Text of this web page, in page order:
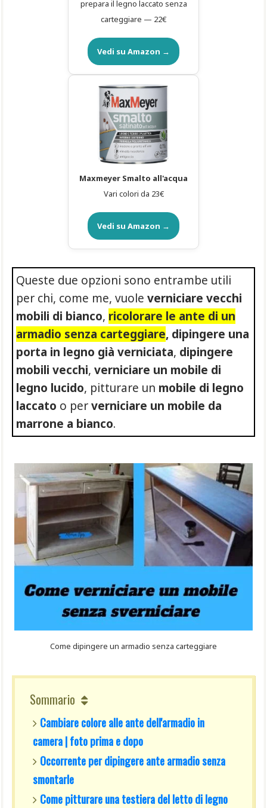
prepara il legno laccato senza
carteggiare — 22€
Vedi su Amazon →
Maxmeyer Smalto all'acqua
Vari colori da 23€
Vedi su Amazon →
Queste due opzioni sono entrambe utili
per chi, come me, vuole verniciare vecchi
mobili di bianco, ricolorare le ante di un
armadio senza carteggiare, dipingere una
porta in legno già verniciata, dipingere
mobili vecchi, verniciare un mobile di
legno lucido, pitturare un mobile di legno
laccato o perverniciare un mobile da
marrone a bianco.
Come dipingere un armadio senza carteggiare
Sommario
Cambiare colore alle ante dell'armadio in
camera | foto prima e dopo
Occorrente per dipingere ante armadio senza
smontarle
Come pitturare una testiera del letto di legno